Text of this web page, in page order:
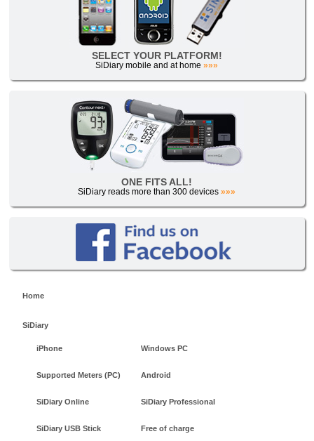
SELECT YOUR PLATFORM!
SiDiary mobile and at home»»»
ONE FITS ALL!
SiDiary reads more than 300 devices»»»
Home
SiDiary
iPhone Windows PC
Supported Meters (PC) Android
SiDiary Online SiDiary Professional
SiDiary USB Stick Free of charge